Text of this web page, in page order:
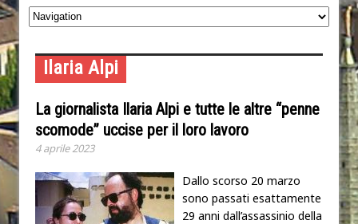
Ilaria Alpi
La giornalista Ilaria Alpi e tutte le altre “penne
scomode” uccise per il loro lavoro
4 aprile 2023
Dallo scorso 20 marzo
sono passati esattamente
29 anni dall’assassinio della